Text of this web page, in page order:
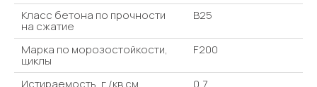
Класс бетона по прочности
на сжатие
В25
Марка по морозостойкости,
циклы
F200
Истираемость, г./кв.см
0,7